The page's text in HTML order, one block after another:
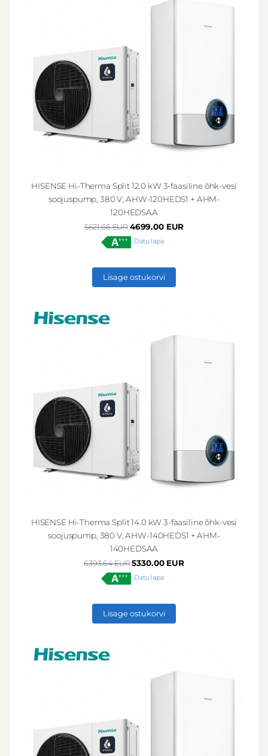
HISENSE Hi-Therma Split 12.0 kW 3-faasiline õhk-vesi
soojuspump, 380 V, AHW-120HEDS1 + AHM-
120HEDSAA
5621.66 EUR 4699.00 EUR
Datu lapa
Lisage ostukorvi
HISENSE Hi-Therma Split 14.0 kW 3-faasiline õhk-vesi
soojuspump, 380 V, AHW-140HEDS1 + AHM-
140HEDSAA
6393.64 EUR5330.00 EUR
Datu lapa
Lisage ostukorvi